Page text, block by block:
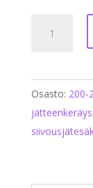
litran
jätesäkki
12
rullaa
määrä
Osasto: 200-
jätteenkeräys